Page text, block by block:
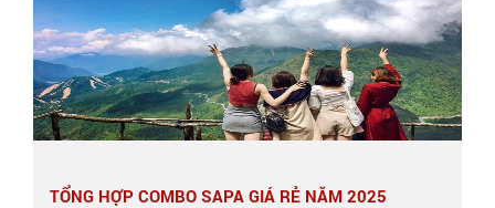
TỔNG HỢP COMBO SAPA GIÁ RẺ NĂM 2025